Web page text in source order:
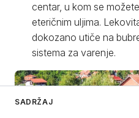
centar, u kom se
eteričnim uljima.
dokozano utiče na
sistema za varenje.
SADRŽAJ